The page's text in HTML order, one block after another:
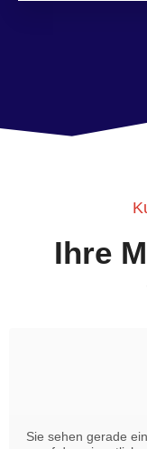
Ihre
Sie sehen gerade